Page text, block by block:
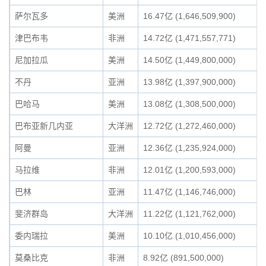
萨尔瓦多 美洲 16.47亿 (1,646,509,900)
津巴布韦 非洲 14.72亿 (1,471,557,771)
尼加拉瓜 美洲 14.50亿 (1,449,800,000)
不丹 亚洲 13.98亿 (1,397,900,000)
巴哈马 美洲 13.08亿 (1,308,500,000)
巴布亚新几内亚 大洋洲 12.72亿 (1,272,460,000)
阿曼 亚洲 12.36亿 (1,235,924,000)
马拉维 非洲 12.01亿 (1,200,593,000)
巴林 亚洲 11.47亿 (1,146,746,000)
斐济群岛 大洋洲 11.22亿 (1,121,762,000)
委内瑞拉 美洲 10.10亿 (1,010,456,000)
莫桑比克 非洲 8.92亿 (891,500,000)